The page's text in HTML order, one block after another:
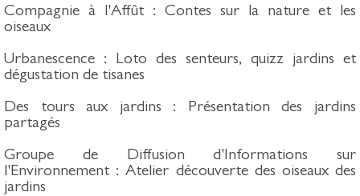
Compagnie à l'Affût : Contes sur la nature et les
oiseaux
Urbanescence : Loto des senteurs, quizz jardins et
dégustation de tisanes
Des tours aux jardins : Présentation des jardins
partagés
Groupe de Diffusion d'Informations sur
l'Environnement : Atelier découverte des oiseaux des
jardins